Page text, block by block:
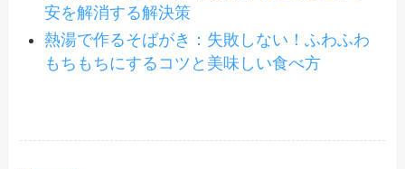
安を解消する解決策
熱湯で作るそばがき：失敗しない！ふわふわ
もちもちにするコツと美味しい食べ方